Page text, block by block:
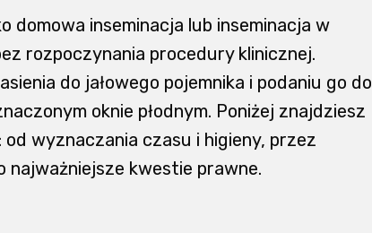
domowa inseminacja lub inseminacja w
rozpoczynania procedury klinicznej.
do jałowego pojemnika i podaniu go do
oknie płodnym. Poniżej znajdziesz
wyznaczania czasu i higieny, przez
najważniejsze kwestie prawne.